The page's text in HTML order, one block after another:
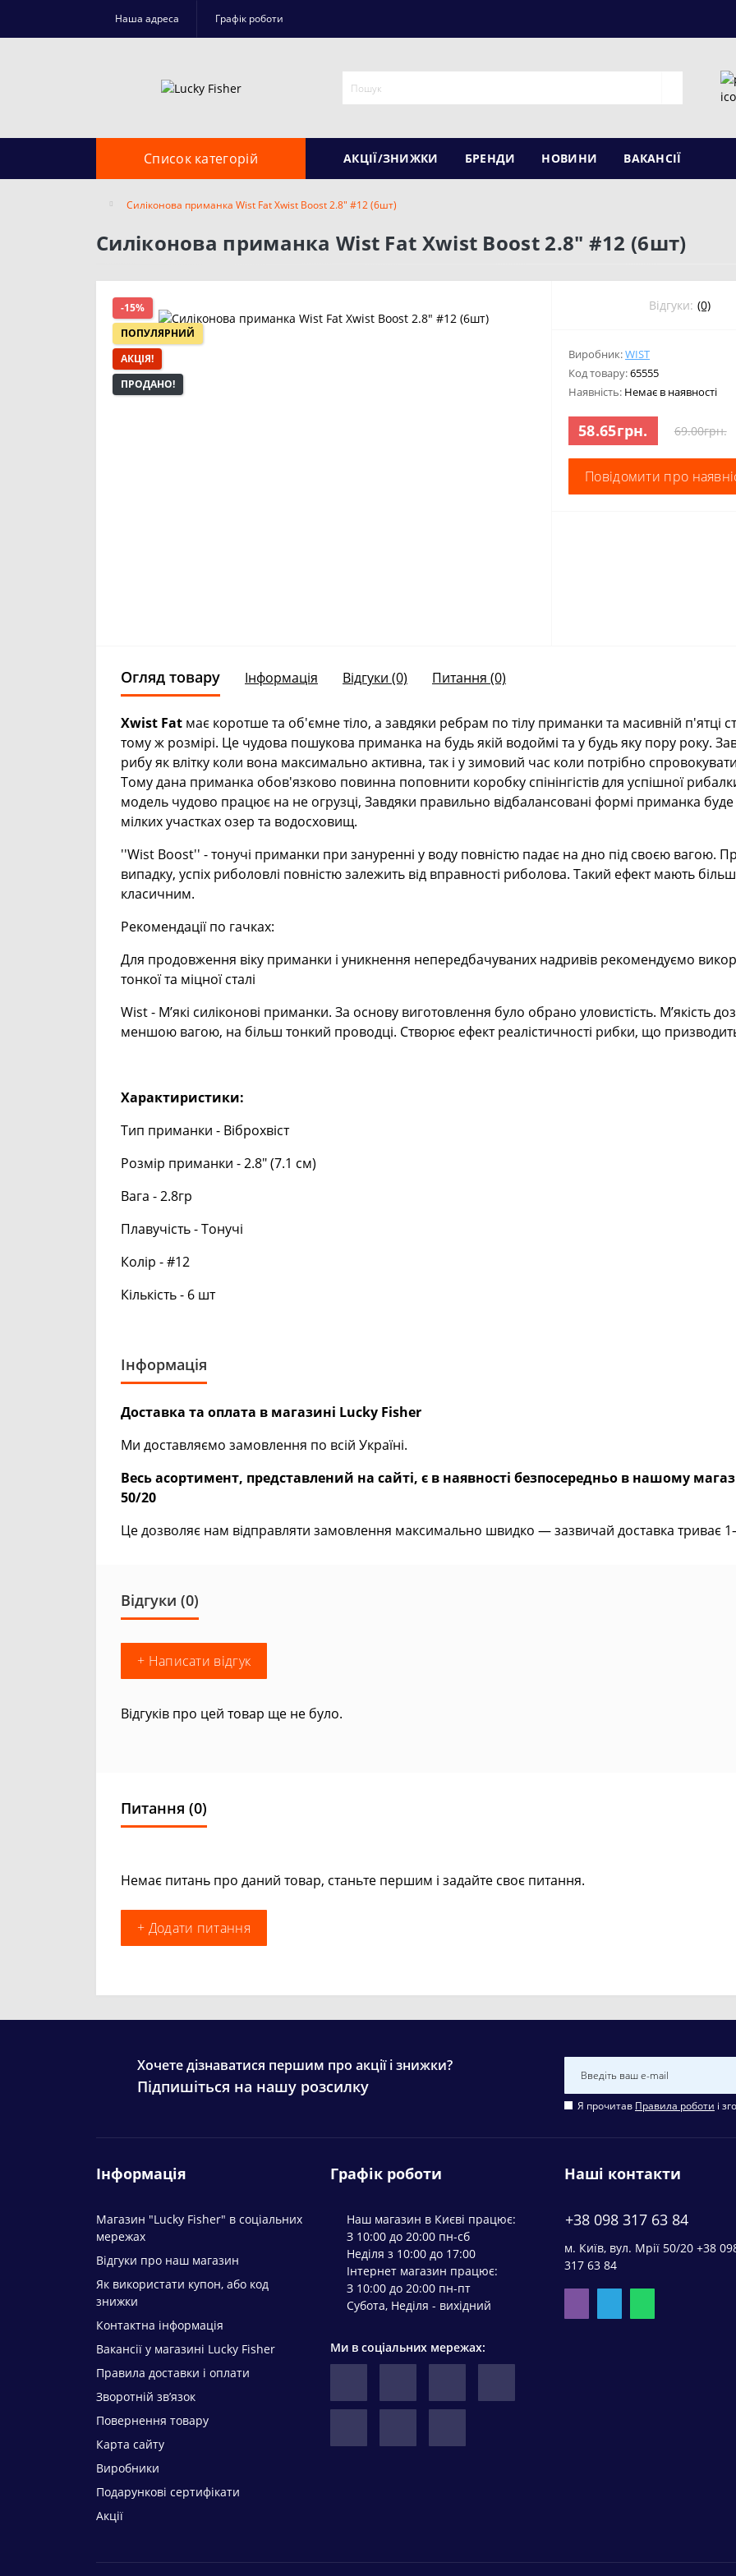
Наша адреса Графік роботи
Список категорій АКЦІЇ/ЗНИЖКИ БРЕНДИ НОВИНИ ВАКАНСІЇ
Силіконова приманка Wist Fat Xwist Boost 2.8" #12 (6шт)
Силіконова приманка Wist Fat Xwist Boost 2.8" #12 (6шт)
-15%
ПОПУЛЯРНИЙ
АКЦІЯ!
ПРОДАНО!
Відгуки: (0)
Виробник:WIST
Код товару:65555
Наявність: Немає в наявності
58.65грн. 69.00грн.
Повідомити про
Огляд товару Інформація Відгуки (0) Питання (0)
Xwist Fat має коротше та об'ємне тіло, а завдяки ребрам по тілу приманки та масивній п'ятці
тому ж розмірі. Це чудова пошукова приманка на будь якій водоймі та у будь яку пору року.
рибу як влітку коли вона максимально активна, так і у зимовий час коли потрібно
Тому дана приманка обов'язково повинна поповнити коробку спінінгістів для успішної
модель чудово працює на не огрузці, Завдяки правильно відбалансовані формі приманка
мілких участках озер та водосховищ.
''Wist Boost'' - тонучі приманки при зануренні у воду повністю падає на дно під своєю вагою.
випадку, успіх риболовлі повністю залежить від вправності риболова. Такий ефект мають
класичним.
Рекомендації по гачках:
Для продовження віку приманки і уникнення непередбачуваних надривів рекомендуємо
тонкої та міцної сталі
Wist - М’які силіконові приманки. За основу виготовлення було обрано уловистість. М’якість
меншою вагою, на більш тонкий проводці. Створює ефект реалістичності рибки, що
Характиристики:
Тип приманки - Віброхвіст
Розмір приманки - 2.8" (7.1 см)
Вага - 2.8гр
Плавучість - Тонучі
Колір - #12
Кількість - 6 шт
Інформація
Доставка та оплата в магазині Lucky Fisher
Ми доставляємо замовлення по всій Україні.
Весь асортимент, представлений на сайті, є в наявності безпосередньо в нашому
50/20
Це дозволяє нам відправляти замовлення максимально швидко — зазвичай доставка триває
Відгуки (0)
+ Написати відгук
Відгуків про цей товар ще не було.
Питання (0)
Немає питань про даний товар, станьте першим і задайте своє питання.
+ Додати питання
Хочете дізнаватися першим про акції і знижки?
Підпишіться на нашу розсилку
Я прочитав Правила роботи і
Інформація
Магазин "Lucky Fisher" в соціальних
мережах
Відгуки про наш магазин
Як використати купон, або код
знижки
Контактна інформація
Вакансії у магазині Lucky Fisher
Правила доставки і оплати
Зворотній зв’язок
Повернення товару
Карта сайту
Виробники
Подарункові сертифікати
Акції
Графік роботи
Наш магазин в Києві працює:
З 10:00 до 20:00 пн-сб
Неділя з 10:00 до 17:00
Інтернет магазин працює:
З 10:00 до 20:00 пн-пт
Субота, Неділя - вихідний
Ми в соціальних мережах:
Наші контакти
+38 098 317 63 84
м. Київ, вул. Мрії 50/20 +38
317 63 84